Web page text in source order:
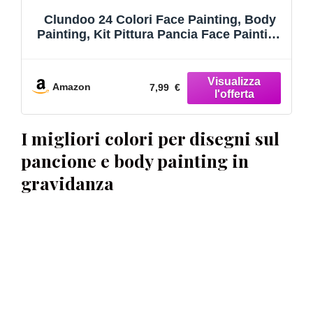
Clundoo 24 Colori Face Painting, Body
Painting, Kit Pittura Pancia Face Painting
Amazon 7,99 €
I migliori colori per disegni sul
pancione e body painting in
gravidanza